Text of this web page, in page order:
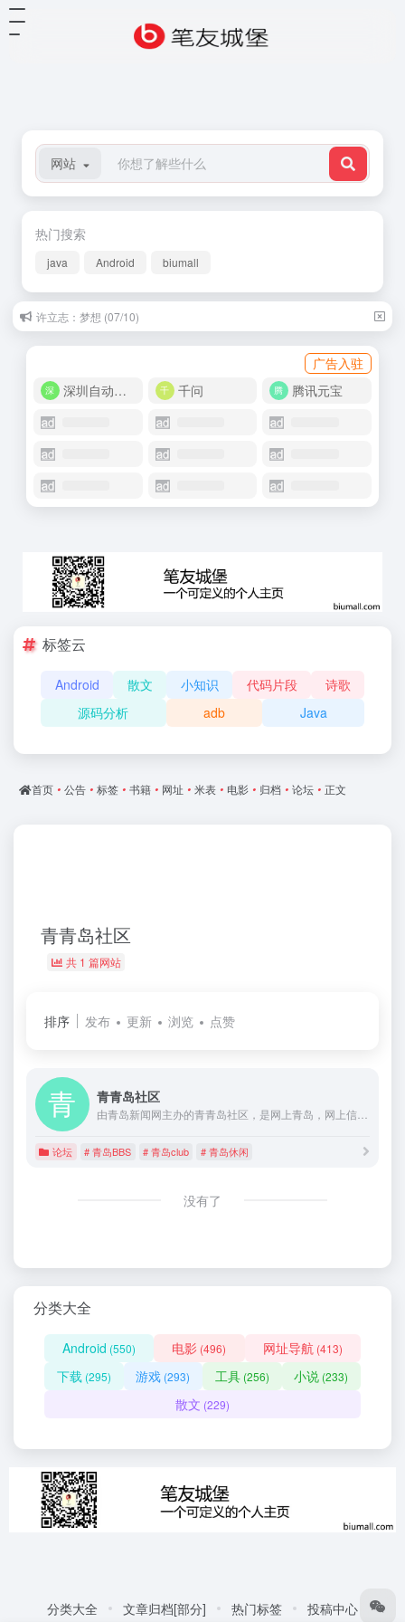
网站
热门搜索
java Android biumall
许立志：梦想 (07/10)
广告入驻
深圳自动化商城
千问 腾讯元宝
标签云
Android 散文 小知识 代码片段
诗歌
源码分析
adb Java
首页 • 公告 • 标签 • 书籍 • 网址 • 米表 • 电影 • 归档 • 论坛 • 正文
青青岛社区
共 1 篇网站
排序 发布 更新 浏览 点赞
青青岛社区
论坛 # 青岛BBS # 青岛club # 青岛休闲
没有了
分类大全
Android (550) 电影 (496) 网址导航 (413)
下载 (295) 游戏 (293) 工具(256) 小说 (233)
散文 (229)
分类大全 文章归档[部分] 热门标签 投稿中心